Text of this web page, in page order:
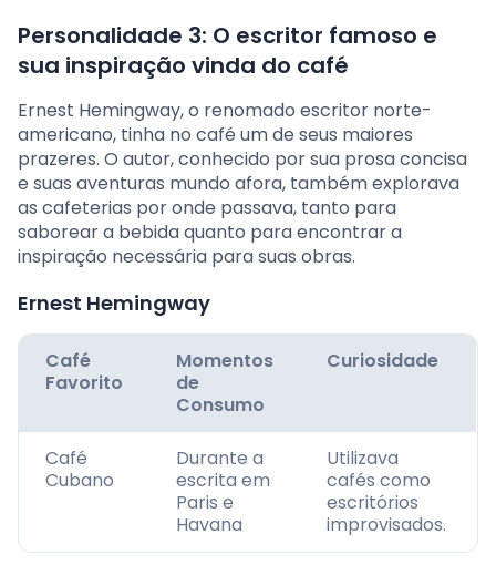
Personalidade 3: O escritor famoso e
sua inspiração vinda do café
Ernest Hemingway, o renomado escritor norte-
americano, tinha no café um de seus maiores
prazeres. O autor, conhecido por sua prosa concisa
e suas aventuras mundo afora, também explorava
as cafeterias por onde passava, tanto para
saborear a bebida quanto para encontrar a
inspiração necessária para suas obras.
Ernest Hemingway
Café
Favorito
Momentos
de
Consumo
Curiosidade
Café
Cubano
Durante a
escrita em
Paris e
Havana
Utilizava
cafés como
escritórios
improvisados.